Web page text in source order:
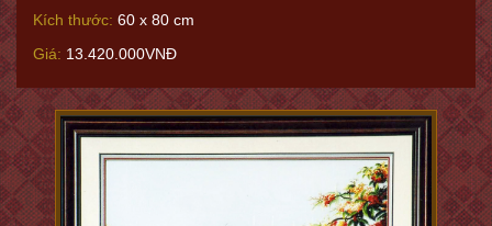
Kích thước: 60 x 80 cm
Giá: 13.420.000VNĐ